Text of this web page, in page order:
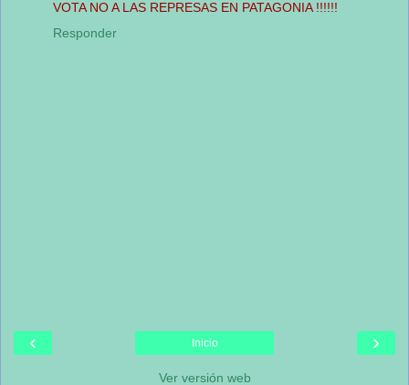
VOTA NO A LAS REPRESAS EN PATAGONIA !!!!!!
Responder
‹ ›
Inicio
Ver versión web